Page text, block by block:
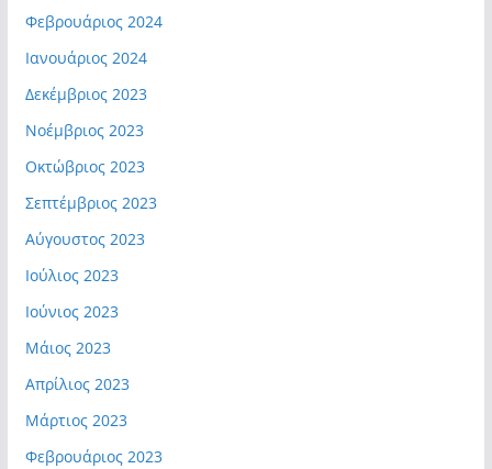
Φεβρουάριος 2024
Ιανουάριος 2024
Δεκέμβριος 2023
Νοέμβριος 2023
Οκτώβριος 2023
Σεπτέμβριος 2023
Αύγουστος 2023
Ιούλιος 2023
Ιούνιος 2023
Μάιος 2023
Απρίλιος 2023
Μάρτιος 2023
Φεβρουάριος 2023